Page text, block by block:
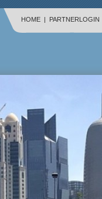
HOME | PARTNERLOGIN